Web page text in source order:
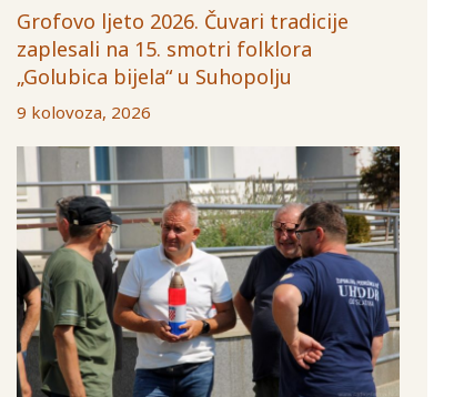
Grofovo ljeto 2026. Čuvari tradicije
zaplesali na 15. smotri folklora
„Golubica bijela“ u Suhopolju
9 kolovoza, 2026